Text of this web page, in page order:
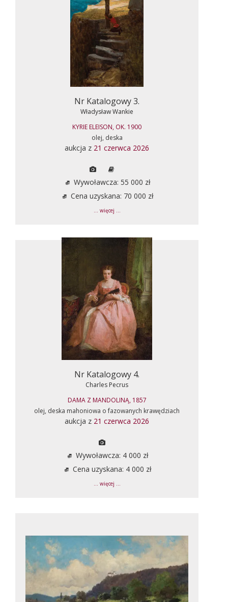
Nr Katalogowy 3.
Władysław Wankie
KYRIE ELEISON, OK. 1900
olej, deska
aukcja z 21 czerwca 2026
Wywoławcza: 55 000 zł
Cena uzyskana: 70 000 zł
... więcej ...
Nr Katalogowy 4.
Charles Pecrus
DAMA Z MANDOLINĄ, 1857
olej, deska mahoniowa o fazowanych krawędziach
aukcja z 21 czerwca 2026
Wywoławcza: 4 000 zł
Cena uzyskana: 4 000 zł
... więcej ...